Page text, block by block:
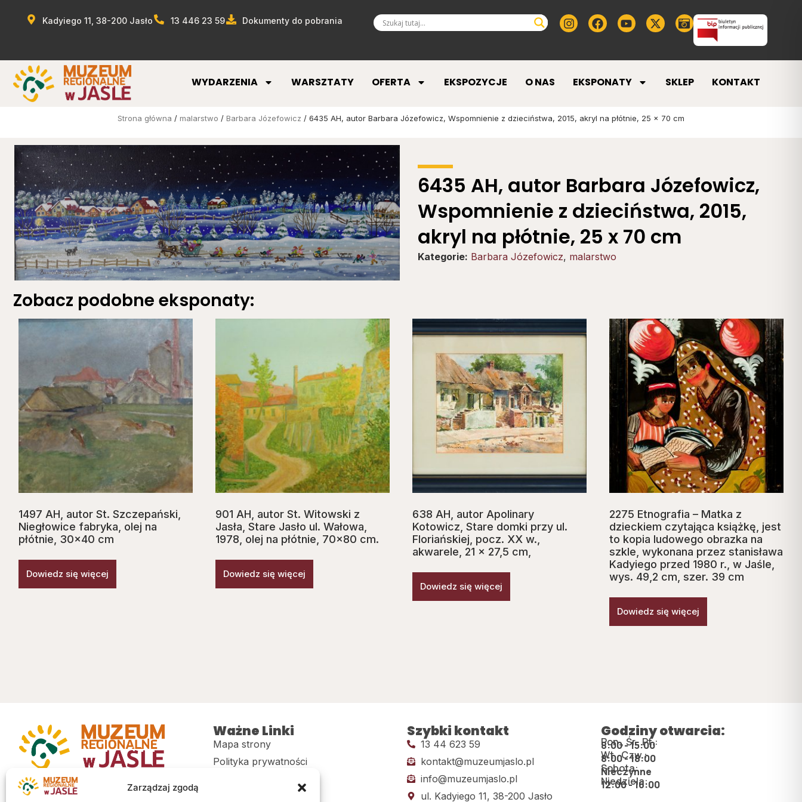
Zarządzaj zgodą
Kadyiego 11, 38-200 Jasło 13 446 23 59 Dokumenty do pobrania
WYDARZENIA WARSZTATY OFERTA EKSPOZYCJE O NAS EKSPONATY SKLEP KONTAKT
Strona główna / malarstwo / Barbara Józefowicz / 6435 AH, autor Barbara Józefowicz, Wspomnienie z dzieciństwa, 2015, akryl na płótnie, 25 x 70 cm
6435 AH, autor Barbara Józefowicz,
Wspomnienie z dzieciństwa, 2015,
akryl na płótnie, 25 x 70 cm
Kategorie: Barbara Józefowicz, malarstwo
Zobacz podobne eksponaty:
1497 AH, autor St. Szczepański,
Niegłowice fabryka, olej na
płótnie, 30×40 cm
Dowiedz się więcej
901 AH, autor St. Witowski z
Jasła, Stare Jasło ul. Wałowa,
1978, olej na płótnie, 70×80 cm.
Dowiedz się więcej
638 AH, autor Apolinary
Kotowicz, Stare domki przy ul.
Floriańskiej, pocz. XX w.,
akwarele, 21 x 27,5 cm,
Dowiedz się więcej
2275 Etnografia – Matka z
dzieckiem czytająca książkę, jest
to kopia ludowego obrazka na
szkle, wykonana przez stanisława
Kadyiego przed 1980 r., w Jaśle,
wys. 49,2 cm, szer. 39 cm
Dowiedz się więcej
Muzeum regionalne w Jaśle im. dr.
Stanisława Kadyiego
Ważne Linki
Mapa strony
Polityka prywatności
Deklaracja dostępności
Szybki kontakt
13 44 623 59
kontakt@muzeumjaslo.pl
info@muzeumjaslo.pl
ul. Kadyiego 11, 38-200 Jasło
Godziny otwarcia:
Pon., Śr., Pt.:
8:00 - 15:00
Wt., Czw.:
8:00 - 18:00
Sobota:
Nieczynne
Niedziela:
12:00 - 16:00